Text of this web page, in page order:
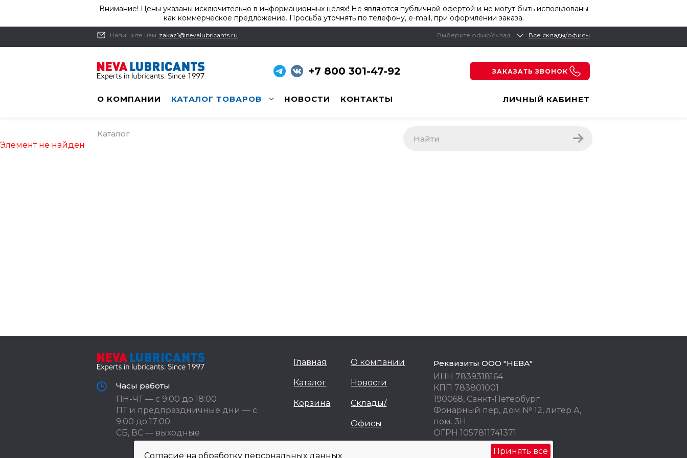
Согласие на обработку персональных данных Принять все
Внимание! Цены указаны исключительно в информационных целях! Не являются публичной офертой и не могут быть использованы
как коммерческое предложение. Просьба уточнять по телефону, e-mail, при оформлении заказа.
Напишите нам zakaz1@nevalubricants.ru Выберите офис/склад Все склады/офисы
+7 800 301-47-92 ЗАКАЗАТЬ ЗВОНОК
О КОМПАНИИ КАТАЛОГ ТОВАРОВ НОВОСТИ КОНТАКТЫ ЛИЧНЫЙ КАБИНЕТ
Каталог
Элемент не найден
Часы работы
ПН-ЧТ — с 9:00 до 18:00
ПТ и предпраздничные дни — с
9:00 до 17:00
СБ, ВС — выходные
Главная
Каталог
Корзина
О компании
Новости
Склады/
Офисы
Реквизиты ООО "НЕВА"
ИНН 7839318164
КПП 783801001
190068, Санкт-Петербург
Фонарный пер, дом № 12, литер А,
пом. 3Н
ОГРН 1057811741371
ОКПО 77676245